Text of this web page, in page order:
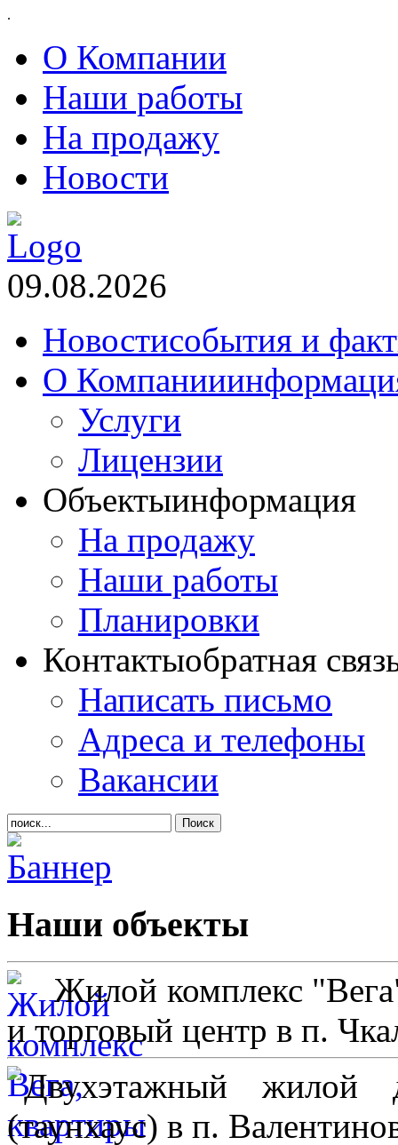
.
О Компании
Наши работы
На продажу
Новости
09.08.2026
Новостисобытия и
О Компании
Услуги
Лицензии
Объектыинформация
На продажу
Наши работы
Планировки
Контактыобратная
Написать письмо
Адреса и телефоны
Вакансии
Поиск
Наши объекты
Жилой комплекс
и торговый центр в п.
Двухэтажный жилой
(таунхаус) в п.